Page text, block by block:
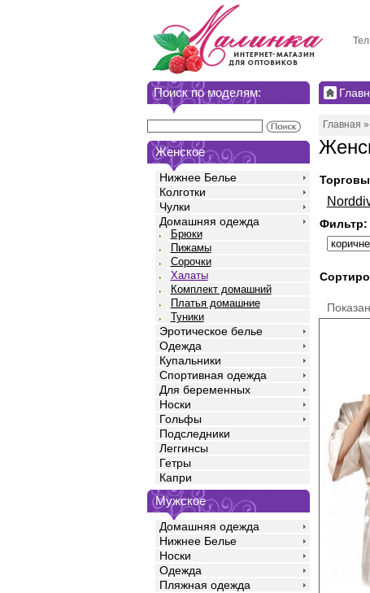
Поиск по моделям:
Женское
Нижнее Белье
Колготки
Чулки
Домашняя одежда
Брюки
Пижамы
Сорочки
Халаты
Комплект домашний
Платья домашние
Туники
Эротическое белье
Одежда
Купальники
Спортивная одежда
Для беременных
Носки
Гольфы
Подследники
Леггинсы
Гетры
Капри
Мужское
Домашняя одежда
Нижнее Белье
Носки
Одежда
Пляжная одежда
Главная »
Фильтр: